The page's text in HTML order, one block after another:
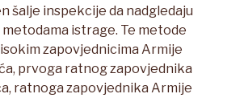
šalje inspekcije da nadgledaju
istrage. Te metode
zapovjednicima Armije
prvoga ratnog zapovjednika
ratnoga zapovjednika Armije